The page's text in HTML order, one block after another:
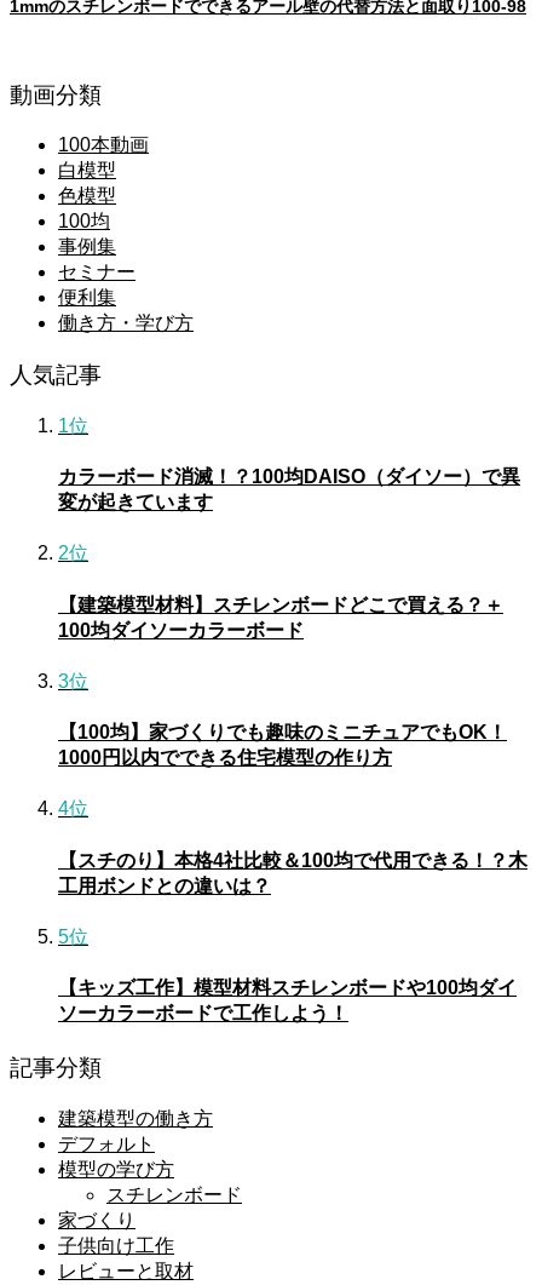
1mmのスチレンボードでできるアール壁の代替方法と面取り100-98
動画分類
100本動画
白模型
色模型
100均
事例集
セミナー
便利集
働き方・学び方
人気記事
1位
カラーボード消滅！？100均DAISO（ダイソー）で異
変が起きています
2位
【建築模型材料】スチレンボードどこで買える？＋
100均ダイソーカラーボード
3位
【100均】家づくりでも趣味のミニチュアでもOK！
1000円以内でできる住宅模型の作り方
4位
【スチのり】本格4社比較＆100均で代用できる！？木
工用ボンドとの違いは？
5位
【キッズ工作】模型材料スチレンボードや100均ダイ
ソーカラーボードで工作しよう！
記事分類
建築模型の働き方
デフォルト
模型の学び方
スチレンボード
家づくり
子供向け工作
レビューと取材